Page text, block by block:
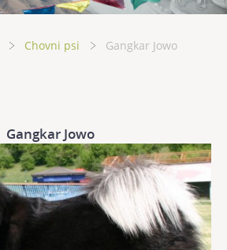
Chovni psi Gangkar Jowo
Gangkar Jowo